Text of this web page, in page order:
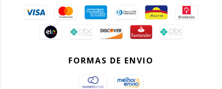
FORMAS DE ENVIO